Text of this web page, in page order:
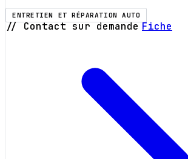
ENTRETIEN ET RÉPARATION AUTO
// Contact sur demande Fiche